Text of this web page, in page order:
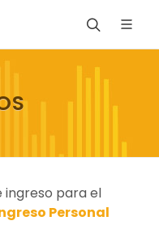
ingreso para el
Personal